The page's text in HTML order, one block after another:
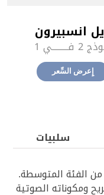
انسبيرون
1
إِعرض السِّعر‎
سلبيات
كمبيوتر دفتري متين نموذج 2 في 1 من الفئة المتوسطة.
ومكوناته الصوتية